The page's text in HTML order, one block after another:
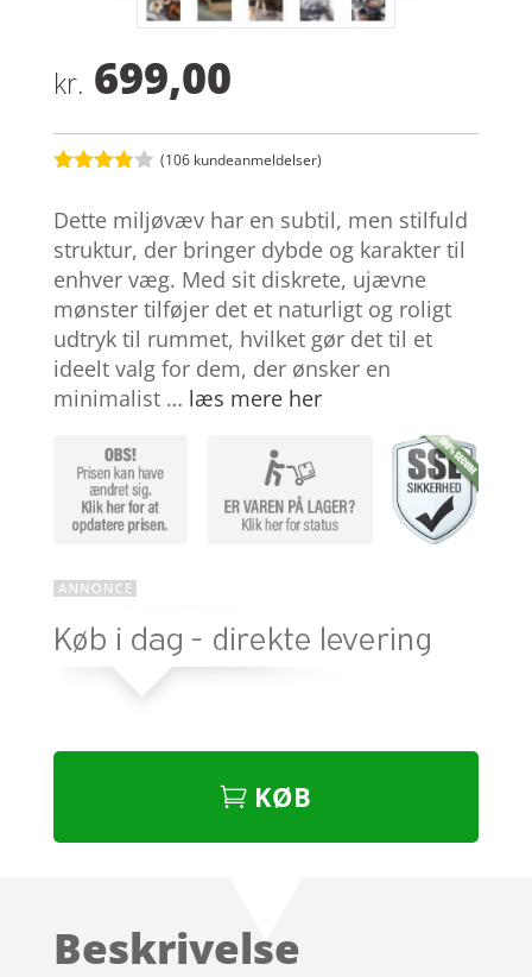
kr. 699,00
ud af 5
baseret
på
kundebed
ømmels
er
(106 kundeanmeldelser)
Dette miljøvæv har en subtil, men stilfuld
struktur, der bringer dybde og karakter til
enhver væg. Med sit diskrete, ujævne
mønster tilføjer det et naturligt og roligt
udtryk til rummet, hvilket gør det til et
ideelt valg for dem, der ønsker en
minimalist … læs mere her
KØB
Beskrivelse